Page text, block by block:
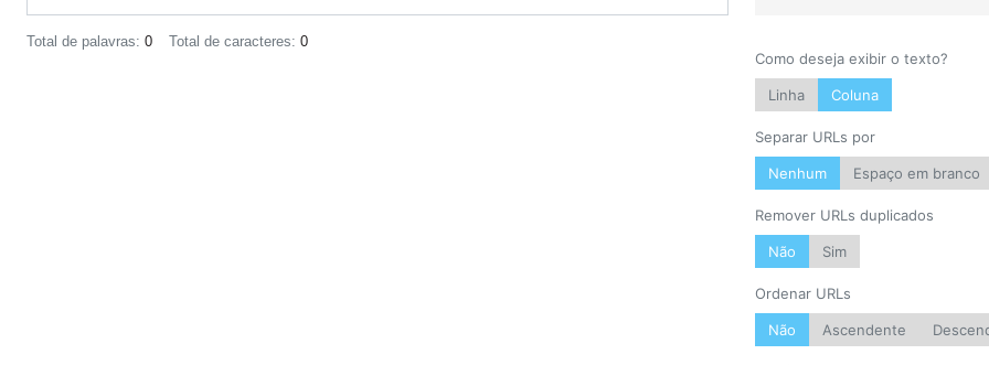
Total de palavras: 0 Total de caracteres: 0
Como deseja exibir o texto?
Linha Coluna
Separar URLs por
Nenhum Espaço em branco
Remover URLs duplicados
Não Sim
Ordenar URLs
Não Ascendente